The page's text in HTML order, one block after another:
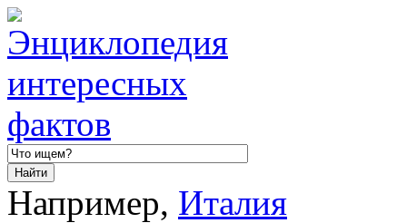
Например, Италия